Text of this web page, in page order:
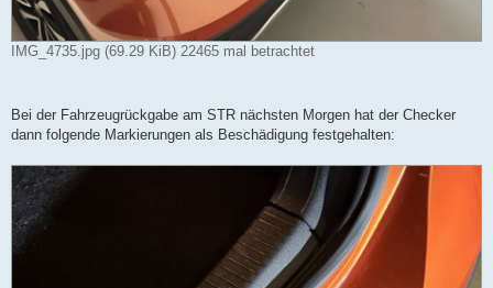
IMG_4735.jpg (69.29 KiB) 22465 mal betrachtet
Bei der Fahrzeugrückgabe am STR nächsten Morgen hat der Checker
dann folgende Markierungen als Beschädigung festgehalten: